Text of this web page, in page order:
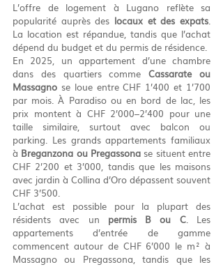
L’offre de logement à Lugano reflète sa
popularité auprès des locaux et des expats.
La location est répandue, tandis que l’achat
dépend du budget et du permis de résidence.
En 2025, un appartement d’une chambre
dans des quartiers comme Cassarate ou
Massagno se loue entre CHF 1’400 et 1’700
par mois. À Paradiso ou en bord de lac, les
prix montent à CHF 2’000–2’400 pour une
taille similaire, surtout avec balcon ou
parking. Les grands appartements familiaux
à Breganzona ou Pregassona se situent entre
CHF 2’200 et 3’000, tandis que les maisons
avec jardin à Collina d’Oro dépassent souvent
CHF 3’500.
L’achat est possible pour la plupart des
résidents avec un permis B ou C. Les
appartements d’entrée de gamme
commencent autour de CHF 6’000 le m² à
Massagno ou Pregassona, tandis que les